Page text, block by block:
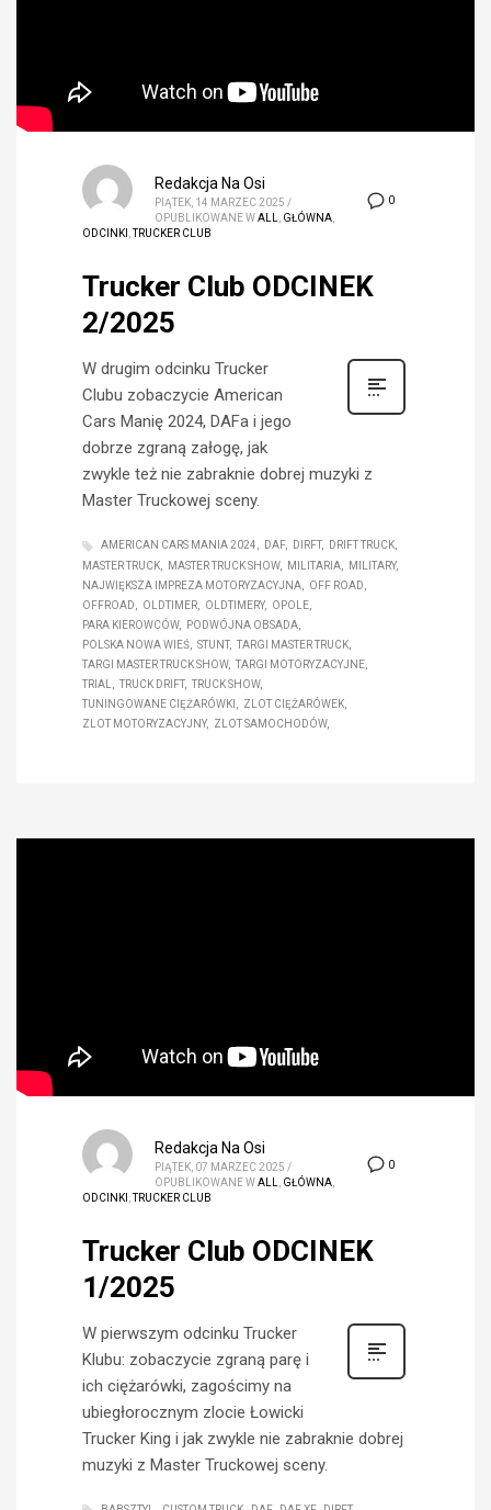
0
Redakcja Na Osi
PIĄTEK, 14 MARZEC 2025 /
OPUBLIKOWANE WALL, GŁÓWNA,
ODCINKI ,TRUCKER CLUB
Trucker Club ODCINEK
2/2025
W drugim odcinku Trucker
Clubu zobaczycie American
Cars Manię 2024, DAFa i jego
dobrze zgraną załogę, jak
zwykle też nie zabraknie dobrej muzyki z
Master Truckowej sceny.
AMERICAN CARS MANIA 2024 DAF DIRFT
DRIFT TRUCK
MASTER TRUCK
MASTER TRUCK SHOW MILITARIA
MILITARY
NAJWIĘKSZA IMPREZA MOTORYZACYJNA
OFF ROAD
OFFROAD
OLDTIMER OLDTIMERY
OPOLE
PARA KIEROWCÓW
PODWÓJNA OBSADA
POLSKA NOWA WIEŚ
STUNT
TARGI MASTER TRUCK
TARGI MASTER TRUCK SHOW
TARGI MOTORYZACYJNE
TRIAL
TRUCK DRIFT
TRUCK SHOW
TUNINGOWANE CIĘŻARÓWKI
ZLOT CIĘŻARÓWEK
ZLOT MOTORYZACYJNY
ZLOT SAMOCHODÓW
0
Redakcja Na Osi
PIĄTEK, 07 MARZEC 2025 /
OPUBLIKOWANE WALL GŁÓWNA
ODCINKI ,TRUCKER CLUB
Trucker Club ODCINEK
1/2025
W pierwszym odcinku Trucker
Klubu: zobaczycie zgraną parę i
ich ciężarówki, zagościmy na
ubiegłorocznym zlocie Łowicki
Trucker King i jak zwykle nie zabraknie dobrej
muzyki z Master Truckowej sceny.